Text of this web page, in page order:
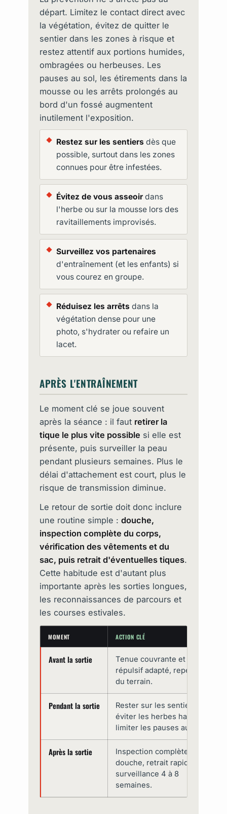
départ. Limitez le contact direct avec
la végétation, évitez de quitter le
sentier dans les zones à risque et
restez attentif aux portions humides,
ombragées ou herbeuses. Les
pauses au sol, les étirements dans la
mousse ou les arrêts prolongés au
bord d'un fossé augmentent
inutilement l'exposition.
Restez sur les sentiers dès que
possible, surtout dans les zones
connues pour être infestées.
Évitez de vous asseoirdans
l'herbe ou sur la mousse lors des
ravitaillements improvisés.
Surveillez vos partenaires
d'entraînement (et les enfants) si
vous courez en groupe.
Réduisez les arrêts dans la
végétation dense pour une
photo, s'hydrater ou refaire un
lacet.
APRÈS L'ENTRAÎNEMENT
Le moment clé se joue souvent
après la séance : il faut retirer la
tique le plus vite possible si elle est
présente, puis surveiller la peau
pendant plusieurs semaines. Plus le
délai d'attachement est court, plus le
risque de transmission diminue.
Le retour de sortie doit donc inclure
une routine simple : douche,
inspection complète du corps,
vérification des vêtements et du
sac, puis retrait d'éventuelles tiques.
Cette habitude est d'autant plus
importante après les sorties longues,
les reconnaissances de parcours et
les courses estivales.
MOMENT ACTION CLÉ
Avant la sortie
Tenue couvrante et claire,
répulsif adapté, repérage
du terrain.
Pendant la sortie
Rester sur les sentiers,
éviter les herbes hautes,
limiter les pauses au sol.
Après la sortie
Inspection complète,
douche, retrait rapide,
surveillance 4 à 8
semaines.